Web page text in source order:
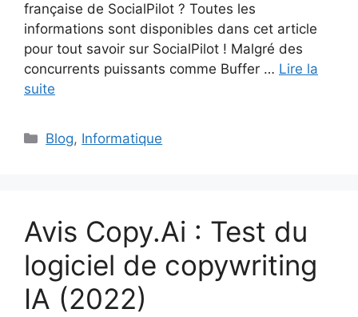
française de SocialPilot ? Toutes les
informations sont disponibles dans cet article
pour tout savoir sur SocialPilot ! Malgré des
concurrents puissants comme Buffer … Lire la
suite
Catégories
Blog, Informatique
Avis Copy.Ai : Test du
logiciel de copywriting
IA (2022)